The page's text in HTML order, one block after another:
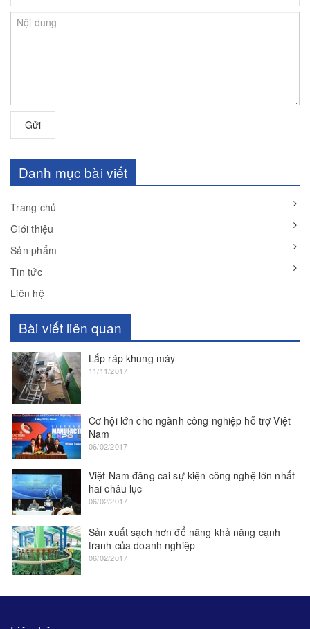
Gửi
Danh mục bài viết
Trang chủ
Giới thiệu
Sản phẩm
Tin tức
Liên hệ
Bài viết liên quan
Lắp ráp khung máy
11/11/2017
Cơ hội lớn cho ngành công nghiệp hỗ trợ Việt
Nam
06/02/2017
Việt Nam đăng cai sự kiện công nghệ lớn nhất
hai châu lục
06/02/2017
Sản xuất sạch hơn để nâng khả năng cạnh
tranh của doanh nghiệp
06/02/2017